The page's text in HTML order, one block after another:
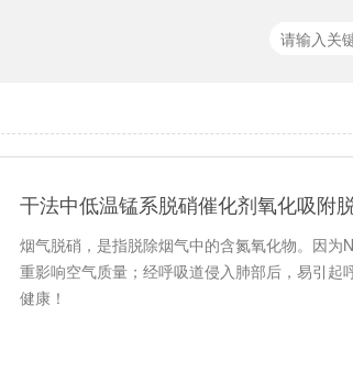
烟气脱硝，是指脱除烟气中的含氮氧化物。因为
重影响空气质量；经呼吸道侵入肺部后，易引起
健康！